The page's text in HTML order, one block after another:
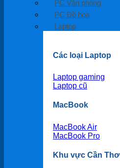
PC Văn phòng
PC Đồ họa
Laptop
Các loại Laptop
Laptop gaming
Laptop cũ
MacBook
MacBook Air
MacBook Pro
Khu vực Cần Thơ